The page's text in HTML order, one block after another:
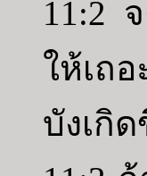
11:2
ให้เถ
บังเกิ